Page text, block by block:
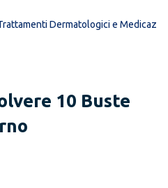
Dermatologici e
10 Buste